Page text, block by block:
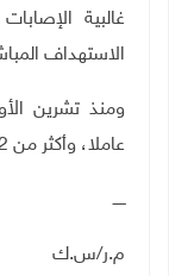
غالبية
الاستهداف
ومنذ تشرين
عاملا، وأكثر من 32 ألف حالة اعتقال في صفوف العمال.
ـــــ
م.ر/س.ك